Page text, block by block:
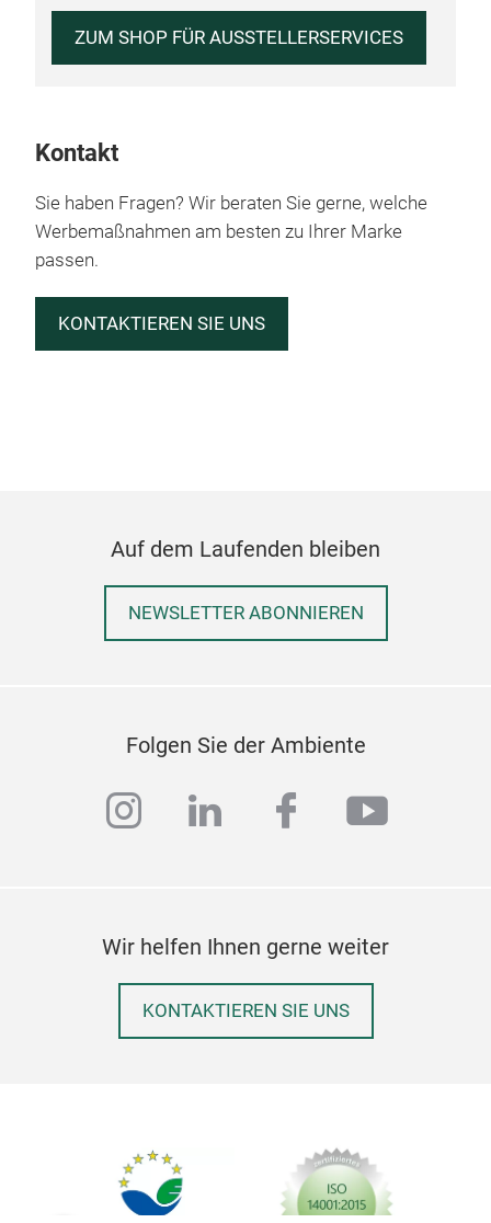
ZUM SHOP FÜR AUSSTELLERSERVICES
Kontakt
Sie haben Fragen? Wir beraten Sie gerne, welche
Werbemaßnahmen am besten zu Ihrer Marke
passen.
KONTAKTIEREN SIE UNS
Auf dem Laufenden bleiben
NEWSLETTER ABONNIEREN
Folgen Sie der Ambiente
instagram
linkedinfacebook
Wir helfen Ihnen gerne weiter
KONTAKTIEREN SIE UNS